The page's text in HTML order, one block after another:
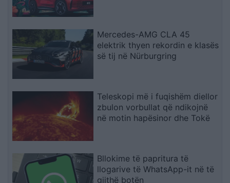
Mercedes-AMG CLA 45
elektrik thyen rekordin e klasës
së tij në Nürburgring
Teleskopi më i fuqishëm diellor
zbulon vorbullat që ndikojnë
në motin hapësinor dhe Tokë
Bllokime të papritura të
llogarive të WhatsApp-it në të
gjithë botën